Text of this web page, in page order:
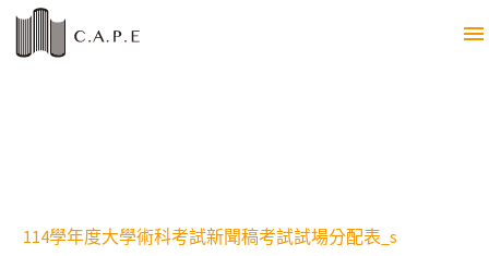
114學年度大學術科考試新聞稿考試試場分配表_s